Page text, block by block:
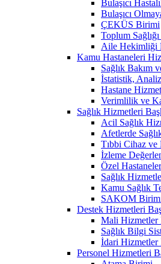
Bulaşıcı
Bulaşıcı
ÇEKÜS Birimi
Toplum
Aile Hekimliği
Kamu Hastaneleri
Sağlık Bakım
İstatistik,
Hastane
Verimlilik ve
Sağlık Hizmetleri
Acil Sağlık
Afetlerde
Tıbbi Cihaz ve
İzleme
Özel
Sağlık
Kamu Sağlık
SAKOM
Destek Hizmetleri
Mali Hizmetler
Sağlık Bilgi
İdari Hizmetler
Personel Hizmetleri